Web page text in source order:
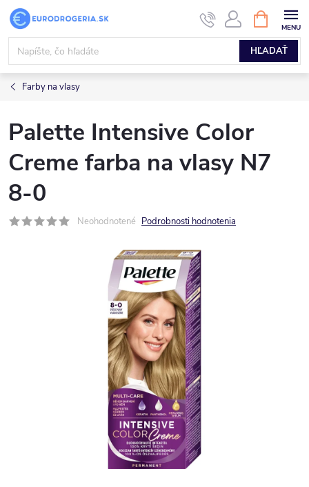
Prejsť
obsah
HĽADAŤ
KOŠÍK
Farby na vlasy
Palette Intensive Color
Creme farba na vlasy N7
8-0
Neohodnotené Podrobnosti hodnotenia